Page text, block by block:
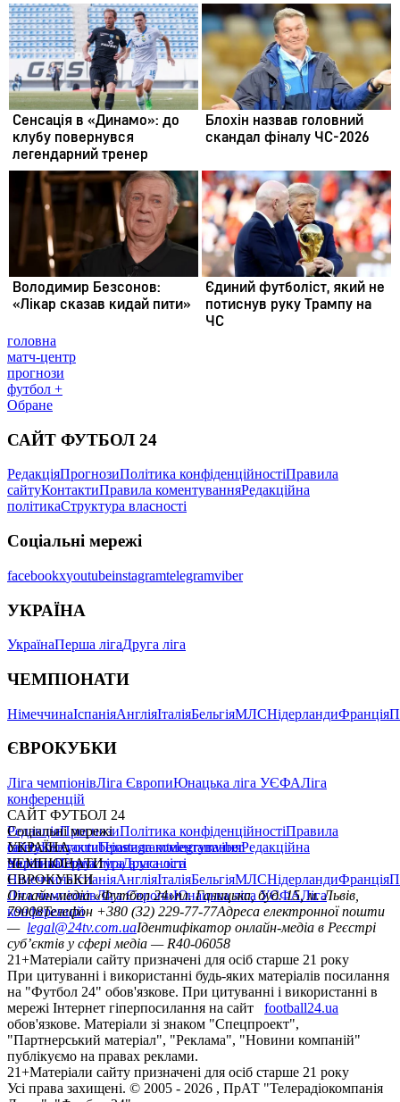
головна
матч-центр
прогнози
футбол +
Обране
САЙТ ФУТБОЛ 24
РедакціяПрогнозиПолітика конфіденційностіПравила
сайтуКонтактиПравила коментуванняРедакційна
політикаСтруктура власності
Соціальні мережі
facebookxyoutubeinstagramtelegramviber
УКРАЇНА
УкраїнаПерша лігаДруга ліга
ЧЕМПІОНАТИ
НімеччинаІспаніяАнгліяІталіяБельгіяМЛСНідерландиФранція
ЄВРОКУБКИ
Ліга чемпіонівЛіга ЄвропиЮнацька ліга УЄФАЛіга
конференцій
САЙТ ФУТБОЛ 24
РедакціяПрогнозиПолітика конфіденційностіПравила
сайтуКонтактиПравила коментуванняРедакційна
політикаСтруктура власності
Соціальні мережі
facebookxyoutubeinstagramtelegramviber
УКРАЇНА
УкраїнаПерша лігаДруга ліга
ЧЕМПІОНАТИ
НімеччинаІспаніяАнгліяІталіяБельгіяМЛСНідерландиФранція
ЄВРОКУБКИ
Ліга чемпіонівЛіга ЄвропиЮнацька ліга УЄФАЛіга
конференцій
Онлайн-медіа «Футбол 24»пл. Галицька, буд. 15, м. Львів,
79008Телефон +380 (32) 229-77-77Адреса електронної пошти
— legal@24tv.com.uaІдентифікатор онлайн-медіа в Реєстрі
суб’єктів у сфері медіа — R40-06058
21+Матеріали сайту призначені для осіб старше 21 року
При цитуванні і використанні будь-яких матеріалів посилання
на "Футбол 24" обов'язкове. При цитуванні і використанні в
мережі Інтернет гіперпосилання на сайт
football24.ua
обов'язкове. Матеріали зі знаком "Спецпроект",
"Партнерський матеріал", "Реклама", "Новини компаній"
публікуємо на правах реклами.
21+Матеріали сайту призначені для осіб старше 21 року
Усi права захищенi. © 2005 - 2026 , ПрАТ "Телерадіокомпанія